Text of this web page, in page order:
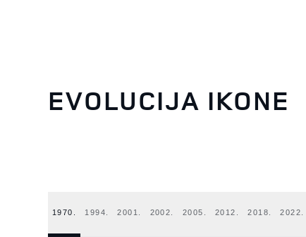
EVOLUCIJA IKONE
1970. 1994. 2001. 2002. 2005. 2012. 2018. 2022.